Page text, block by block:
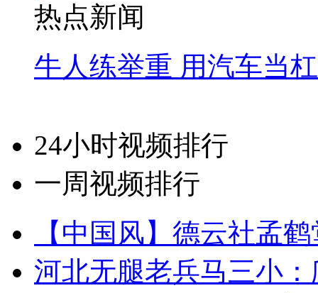
热点新闻
牛人练举重 用汽车当
24小时视频排行
一周视频排行
【中国风】德云社孟
河北无腿老兵马三小